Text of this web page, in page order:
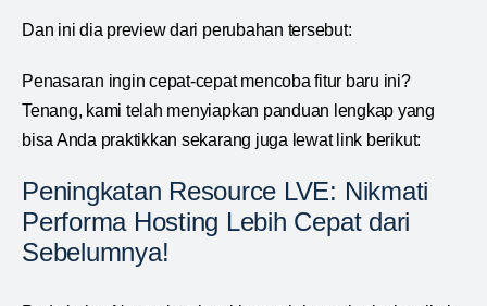
Dan ini dia preview dari perubahan tersebut:
Penasaran ingin cepat-cepat mencoba fitur baru ini?
Tenang, kami telah menyiapkan panduan lengkap yang
bisa Anda praktikkan sekarang juga lewat link berikut:
Peningkatan Resource LVE: Nikmati
Performa Hosting Lebih Cepat dari
Sebelumnya!